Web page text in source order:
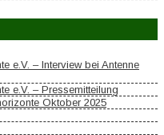
e.V. – Interview bei Antenne
e.V. – Pressemitteilung
Oktober 2025